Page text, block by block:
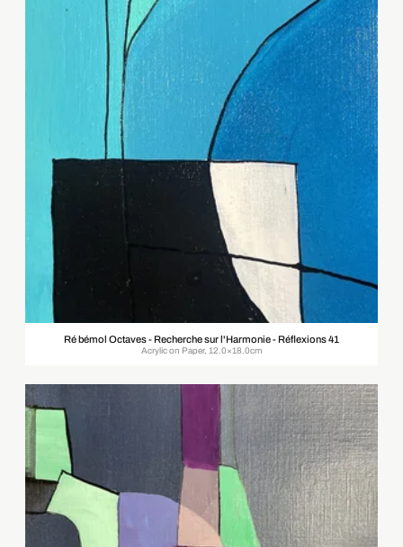
Ré bémol Octaves - Recherche sur l'Harmonie - Réflexions 41
Acrylic on Paper, 12.0×18.0cm